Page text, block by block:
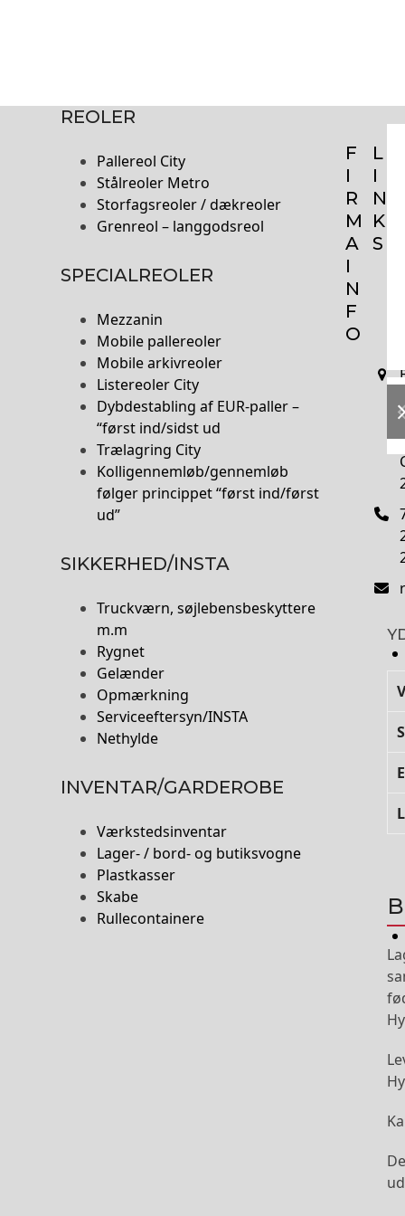
REOLER
Pallereol City
Stålreoler Metro
Storfagsreoler / dækreoler
Grenreol – langgodsreol
SPECIALREOLER
Mezzanin
Mobile pallereoler
Mobile arkivreoler
Listereoler City
Dybdestabling af EUR-paller –
“først ind/sidst ud
Trælagring City
Kolligennemløb/gennemløb
følger princippet “først ind/først
ud”
SIKKERHED/INSTA
Truckværn, søjlebensbeskyttere
m.m
Rygnet
Gelænder
Opmærkning
Serviceeftersyn/INSTA
Nethylde
INVENTAR/GARDEROBE
Værkstedsinventar
Lager- / bord- og butiksvogne
Plastkasser
Skabe
Rullecontainere
F
I
R
M
A
I
N
F
O
L
I
N
K
S